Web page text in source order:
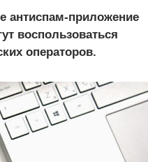
антиспам-приложение
воспользоваться
операторов.